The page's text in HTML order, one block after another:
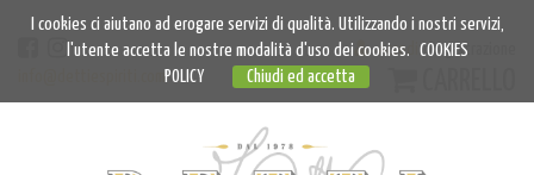
info@dettiespiriti.com
Accedi Registrazione
I cookies ci aiutano ad erogare servizi di qualità. Utilizzando i nostri servizi,
l'utente accetta le nostre modalità d'uso dei cookies. COOKIES
POLICY
Chiudi ed accetta